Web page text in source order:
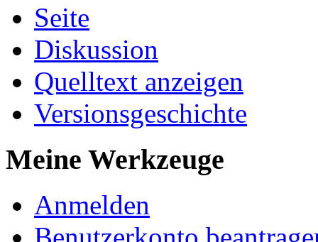
Seite
Diskussion
Quelltext anzeigen
Versionsgeschichte
Meine Werkzeuge
Anmelden